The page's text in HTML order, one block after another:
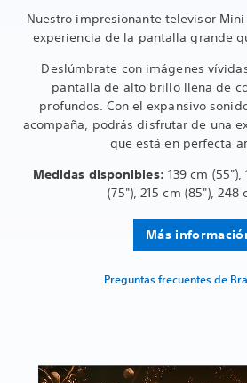
Nuestro impresionante televisor
experiencia de la pantalla grande
Deslúmbrate con imágenes
pantalla de alto brillo llena de
profundos. Con el expansivo
acompaña, podrás disfrutar de una
que está en perfecta
Medidas disponibles: 139 cm (55"),
(75"), 215 cm (85"), 248
Más
Preguntas frecuentes de